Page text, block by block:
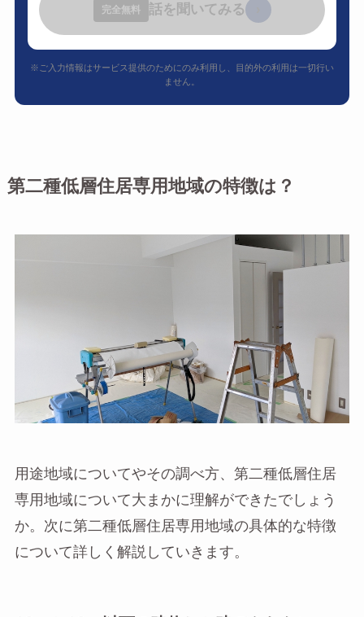
完全無料 話を聞いてみる
※ご入力情報はサービス提供のためにのみ利用し、目的外の利用は一切行い
ません。
第二種低層住居専用地域の特徴は？
用途地域についてやその調べ方、第二種低層住居
専用地域について大まかに理解ができたでしょう
か。次に第二種低層住居専用地域の具体的な特徴
について詳しく解説していきます。